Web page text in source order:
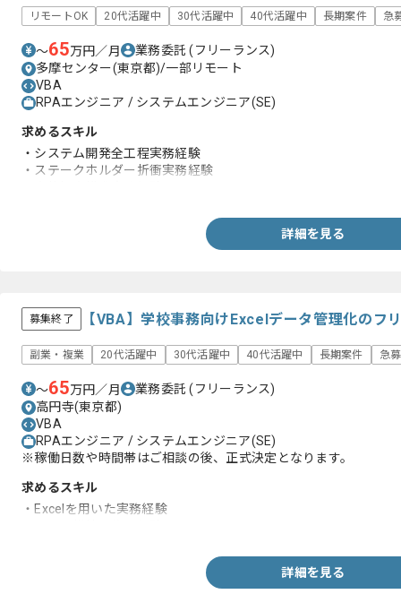
リモートOK 20代活躍中 30代活躍中 40代活躍中 長期案件 急
〜65万円／月 業務委託(フリーランス)
多摩センター(東京都)/一部リモート
VBA
RPAエンジニア / システムエンジニア(SE)
求めるスキル
・システム開発全工程実務経験
・ステークホルダー折衝実務経験
詳細を見る
募集終了 【VBA】学校事務向けExcelデータ管理化のフ
副業・複業 20代活躍中 30代活躍中 40代活躍中 長期案件 急募
〜65万円／月 業務委託(フリーランス)
高円寺(東京都)
VBA
RPAエンジニア / システムエンジニア(SE)
※稼働日数や時間帯はご相談の後、正式決定となります。
求めるスキル
・Excelを用いた実務経験
詳細を見る